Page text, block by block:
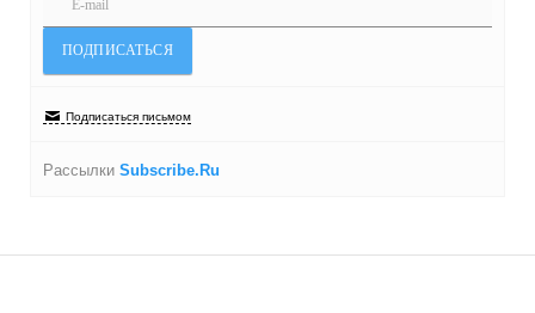
Подписаться письмом
Рассылки Subscribe.Ru